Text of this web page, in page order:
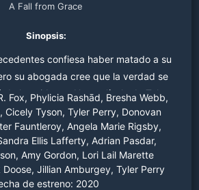
A Fall from Grace
Sinopsis:
confiesa haber matado a su
su abogada cree que la verdad se
de lo evidente. Una película de Tyler
Perry.
Fox, Phylicia Rashād, Bresha Webb,
Cicely Tyson, Tyler Perry, Donovan
Fauntleroy, Angela Marie Rigsby,
Ellis Lafferty, Adrian Pasdar,
Amy Gordon, Lori Lail Marette
Doose, Jillian Amburgey, Tyler Perry
de estreno: 2020